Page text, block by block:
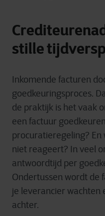
stille
Inkomende facturen
goedkeuringsproces.
de praktijk is het vaak
een factuur
procuratieregeling?
niet reageert? In veel
antwoordtijd per
Ondertussen wordt de
je leverancier wachten
achter.